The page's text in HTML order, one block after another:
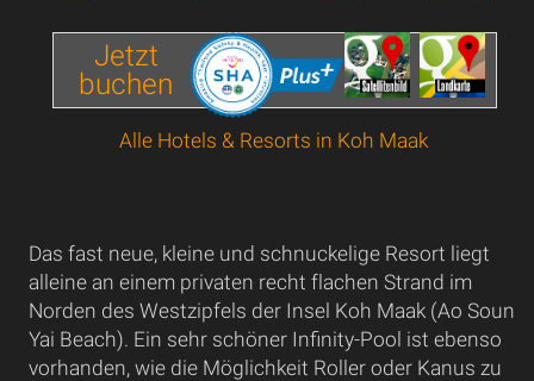
Jetzt
buchen
Alle Hotels & Resorts in Koh Maak
Das fast neue, kleine und schnuckelige Resort liegt
alleine an einem privaten recht flachen Strand im
Norden des Westzipfels der Insel Koh Maak (Ao Soun
Yai Beach). Ein sehr schöner Infinity-Pool ist ebenso
vorhanden, wie die Möglichkeit Roller oder Kanus zu